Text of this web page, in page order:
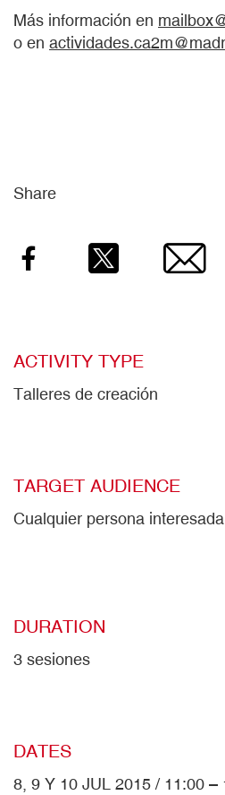
Más información en
o en
Share
Facebook Email
ACTIVITY TYPE
Talleres de creación
TARGET AUDIENCE
Cualquier persona interesada
DURATION
3 sesiones
DATES
8, 9 Y 10 JUL 2015 / 11:00 –